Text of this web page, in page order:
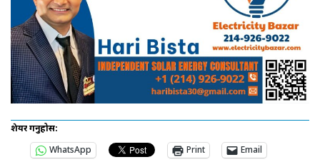
शेयर गर्नुहोस:
WhatsApp
Print Email